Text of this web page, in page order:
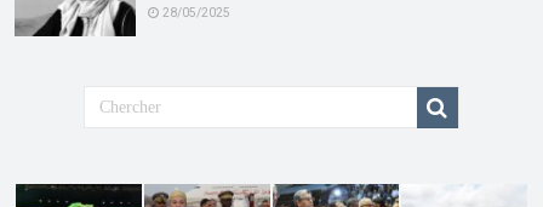
28/05/2025